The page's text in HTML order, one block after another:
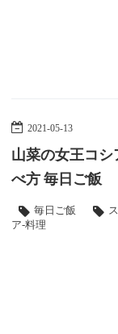
2021-05-13
山菜の女王コ
べ方 毎日ご飯
毎日ご飯
ア-料理